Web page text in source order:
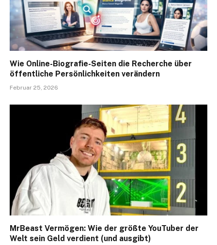
Wie Online-Biografie-Seiten die Recherche über
öffentliche Persönlichkeiten verändern
Februar 25, 2026
MrBeast Vermögen: Wie der größte YouTuber der
Welt sein Geld verdient (und ausgibt)